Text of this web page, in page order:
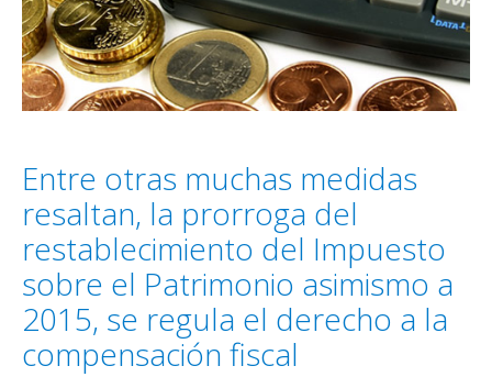
Entre otras muchas medidas
resaltan, la prorroga del
restablecimiento del Impuesto
sobre el Patrimonio asimismo a
2015, se regula el derecho a la
compensación fiscal